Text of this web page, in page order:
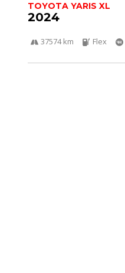
TOYOTA YARIS XL
2024
37574 km Flex